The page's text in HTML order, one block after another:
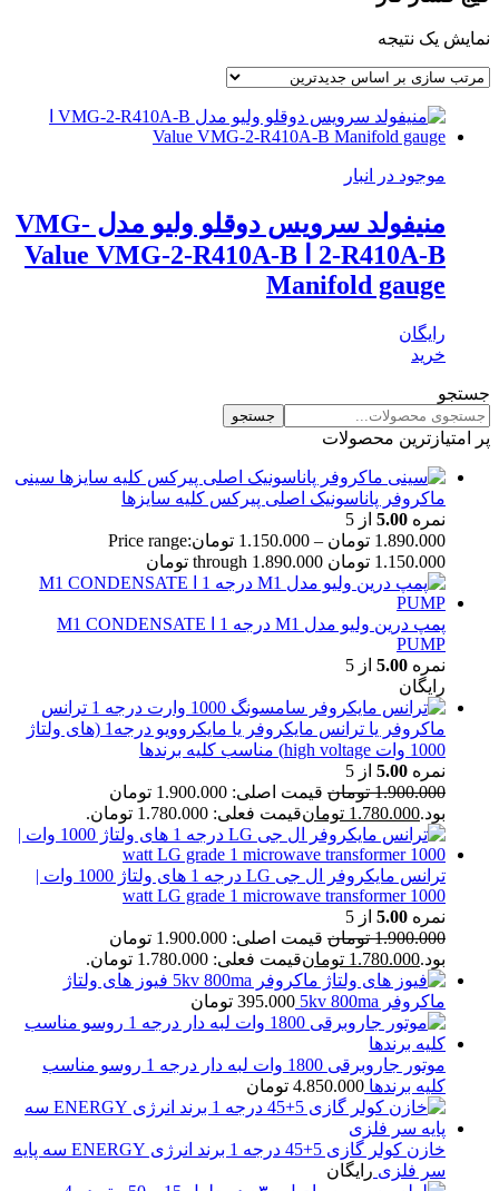
نمایش یک نتیجه
موجود در انبار
منیفولد سرویس دوقلو ولیو مدل VMG-
2-R410A-B ا Value VMG-2-R410A-B
Manifold gauge
رایگان
خرید
جستجو
جستجو
پر امتیازترین محصولات
سینی
ماکروفر پاناسونیک اصلی پیرکس کلیه سایزها
نمره 5.00 از 5
1.890.000 تومان –
1.150.000 تومانPrice range:
1.150.000 تومان through 1.890.000 تومان
پمپ درین ولیو مدل M1 درجه 1 ا M1 CONDENSATE
PUMP
نمره 5.00 از 5
رایگان
ترانس
ماکروفر یا ترانس مایکروفر یا مایکروویو درجه1 (های ولتاژ
1000 وات high voltage) مناسب کلیه برندها
نمره 5.00 از 5
1.900.000 تومان
قیمت اصلی: 1.900.000 تومان
بود.1.780.000 تومانقیمت فعلی: 1.780.000 تومان.
ترانس مایکروفر ال جی LG درجه 1 های ولتاژ 1000 وات |
1000 watt LG grade 1 microwave transformer
نمره 5.00 از 5
1.900.000 تومان
قیمت اصلی: 1.900.000 تومان
بود.1.780.000 تومانقیمت فعلی: 1.780.000 تومان.
فیوز های ولتاژ
ماکروفر 5kv 800ma
395.000 تومان
موتور جاروبرقی 1800 وات لبه دار درجه 1 روسو مناسب
کلیه برندها 4.850.000 تومان
خازن کولر گازی 5+45 درجه 1 برند انرژی ENERGY سه پایه
سر فلزی رایگان